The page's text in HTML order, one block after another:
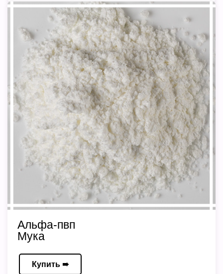
Альфа-пвп
Мука
Купить ➠